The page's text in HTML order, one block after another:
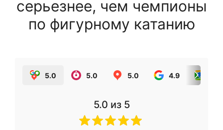
серьезнее, чем чемпионы
по фигурному катанию
5.0 5.0 5.0 4.9
5.0 из 5